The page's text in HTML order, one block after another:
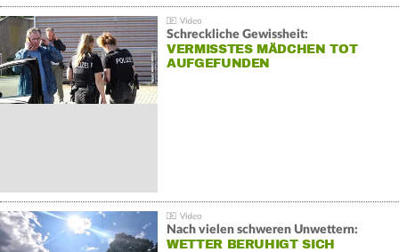
Schreckliche Gewissheit:
VERMISSTES MÄDCHEN TOT
AUFGEFUNDEN
Nach vielen schweren Unwettern:
WETTER BERUHIGT SICH